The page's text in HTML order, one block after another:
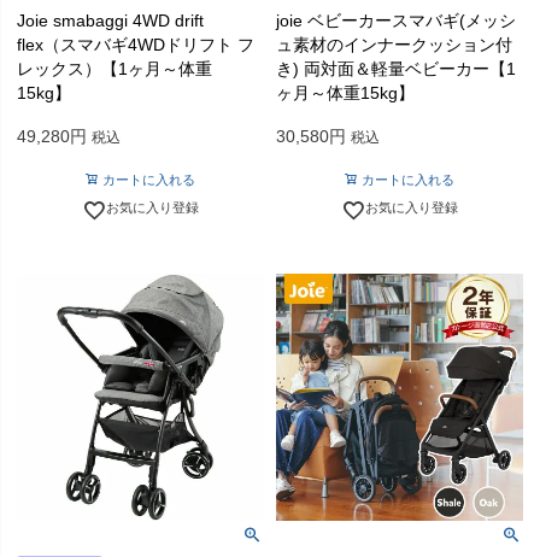
Joie smabaggi 4WD drift
flex（スマバギ4WDドリフト フ
レックス）【1ヶ月～体重
15kg】
49,280 税込
カートに入れる
お気に入り登録
joie ベビーカースマバギ(メッシ
ュ素材のインナークッション付
き) 両対面＆軽量ベビーカー【1
ヶ月～体重15kg】
30,580 税込
カートに入れる
お気に入り登録